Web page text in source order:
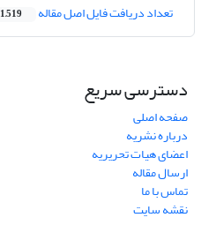
تعداد دریافت فایل اصل مقاله 1,519
دسترسی سریع
صفحه اصلی
درباره نشریه
اعضای هیات تحریریه
ارسال مقاله
تماس با ما
نقشه سایت